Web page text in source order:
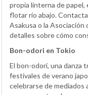
propia linterna de papel,
flotar río abajo.
Asakusa o la Asociación
detalles sobre cómo
Bon-odori en Tokio
El bon-odori, una danza
festivales de verano
celebrarse de mediados